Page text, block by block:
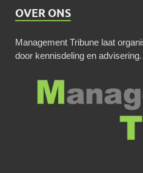
OVER ONS
Management Tribune laat
door kennisdeling en advisering.